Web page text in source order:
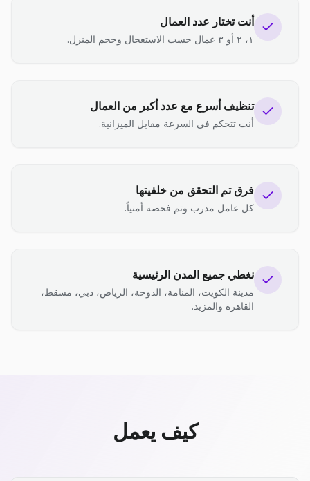
أنت تختار عدد العمال
١، ٢ أو ٣ عمال حسب الاستعجال وحجم المنزل.
تنظيف أسرع مع عدد أكبر من العمال
أنت تتحكم في السرعة مقابل الميزانية.
فرق تم التحقق من خلفيتها
كل عامل مدرب وتم فحصه أمنياً.
نغطي جميع المدن الرئيسية
مدينة الكويت، المنامة، الدوحة، الرياض، دبي، مسقط،
القاهرة والمزيد.
كيف يعمل